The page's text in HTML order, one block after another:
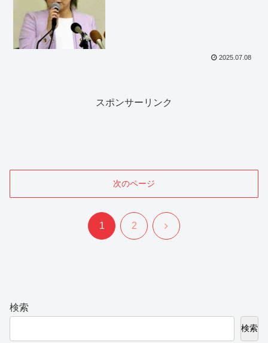
2025.07.08
スポンサーリンク
次のページ
1 2 次
検索
検索